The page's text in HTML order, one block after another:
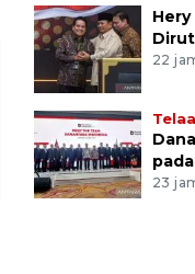
Dirut
22
23